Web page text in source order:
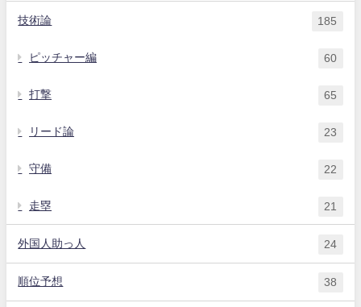
技術論 185
ピッチャー編 60
打撃 65
リード論 23
守備 22
走塁 21
外国人助っ人 24
順位予想 38